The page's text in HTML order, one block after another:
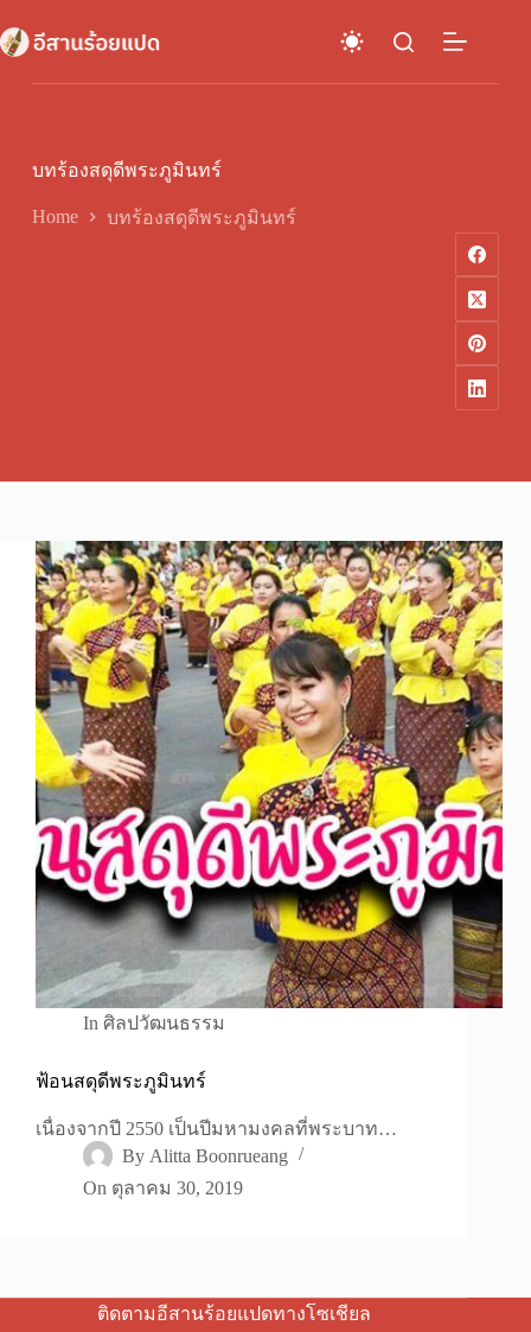
to
content
บทร้องสดุดีพระภูมินทร์
Home บทร้องสดุดีพระภูมินทร์
In ศิลปวัฒนธรรม
ฟ้อนสดุดีพระภูมินทร์
เนื่องจากปี 2550 เป็นปีมหามงคลที่พระบาท…
By Alitta Boonrueang
On ตุลาคม 30, 2019
ติดตามอีสานร้อยแปดทางโซเชียล